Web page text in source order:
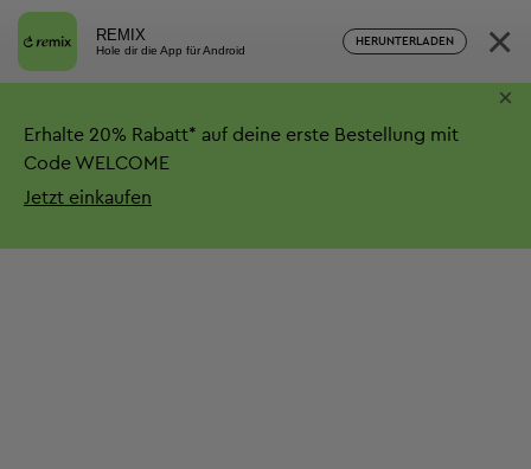
REMIX
Hole dir die App für Android
HERUNTERLADEN ×
Erhalte 20% Rabatt* auf deine erste Bestellung mit
Code WELCOME
Jetzt einkaufen
×